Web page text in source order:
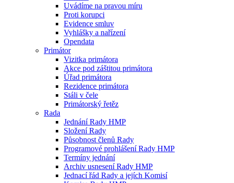
Uvádíme na pravou míru
Proti korupci
Evidence smluv
Vyhlášky a nařízení
Opendata
Primátor
Vizitka primátora
Akce pod záštitou primátora
Úřad primátora
Rezidence primátora
Stáli v čele
Primátorský řetěz
Rada
Jednání Rady HMP
Složení Rady
Působnost členů Rady
Programové prohlášení Rady HMP
Termíny jednání
Archiv usnesení Rady HMP
Jednací řád Rady a jejích Komisí